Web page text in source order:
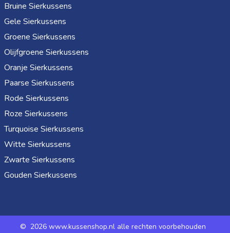
Bruine Sierkussens
Gele Sierkussens
Groene Sierkussens
Olijfgroene Sierkussens
Oranje Sierkussens
Paarse Sierkussens
Rode Sierkussens
Roze Sierkussens
Turquoise Sierkussens
Witte Sierkussens
Zwarte Sierkussens
Gouden Sierkussens
© 2026 www.kussenshop.nl alle rechten voorbehouden